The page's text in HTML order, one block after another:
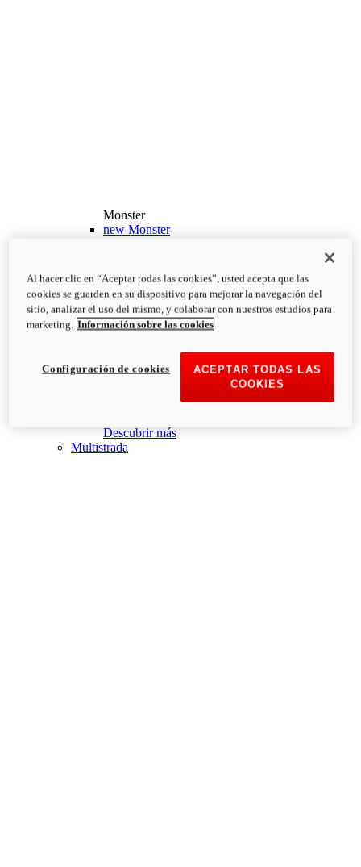
Monster
new Monster
PVP Recomendado desde: 13.190€
i
Configurar
Descubrir más
new Monster +
Monster +
newMonster 100
Descubrir más
Multistrada
Al hacer clic en “Aceptar todas las cookies”, usted acepta que las
cookies se guarden en su dispositivo para mejorar la navegación del
sitio, analizar el uso del mismo, y colaborar con nuestros estudios para
marketing. Información sobre las cookies
ACEPTAR TODAS LAS
COOKIES
Configuración de cookies